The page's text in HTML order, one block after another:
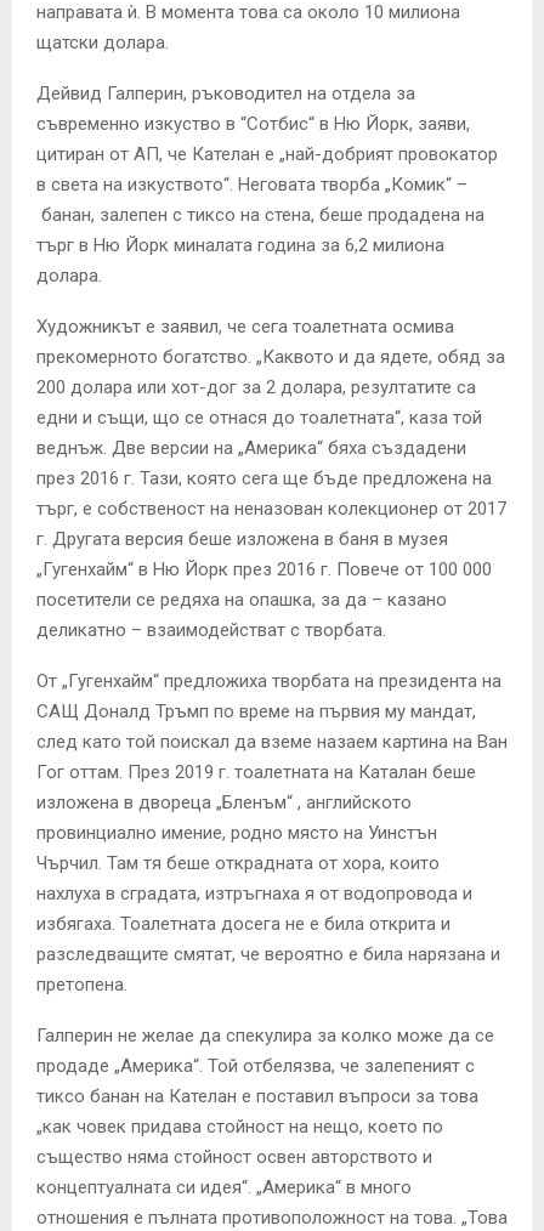
направата ѝ. В момента това са около 10 милиона
щатски долара.
Дейвид Галперин, ръководител на отдела за
съвременно изкуство в “Сотбис“ в Ню Йорк, заяви,
цитиран от АП, че Кателан е „най-добрият провокатор
в света на изкуството“. Неговата творба „Комик“ –
банан, залепен с тиксо на стена, беше продадена на
търг в Ню Йорк миналата година за 6,2 милиона
долара.
Художникът е заявил, че сега тоалетната осмива
прекомерното богатство. „Каквото и да ядете, обяд за
200 долара или хот-дог за 2 долара, резултатите са
едни и същи, що се отнася до тоалетната“, каза той
веднъж. Две версии на „Америка“ бяха създадени
през 2016 г. Тази, която сега ще бъде предложена на
търг, е собственост на неназован колекционер от 2017
г. Другата версия беше изложена в баня в музея
„Гугенхайм“ в Ню Йорк през 2016 г. Повече от 100 000
посетители се редяха на опашка, за да – казано
деликатно – взаимодействат с творбата.
От „Гугенхайм“ предложиха творбата на президента на
САЩ Доналд Тръмп по време на първия му мандат,
след като той поискал да вземе назаем картина на Ван
Гог оттам. През 2019 г. тоалетната на Каталан беше
изложена в двореца „Бленъм“ , английското
провинциално имение, родно място на Уинстън
Чърчил. Там тя беше открадната от хора, които
нахлуха в сградата, изтръгнаха я от водопровода и
избягаха. Тоалетната досега не е била открита и
разследващите смятат, че вероятно е била нарязана и
претопена.
Галперин не желае да спекулира за колко може да се
продаде „Америка“. Той отбелязва, че залепеният с
тиксо банан на Кателан е поставил въпроси за това
„как човек придава стойност на нещо, което по
същество няма стойност освен авторството и
концептуалната си идея“. „Америка“ в много
отношения е пълната противоположност на това. „Това